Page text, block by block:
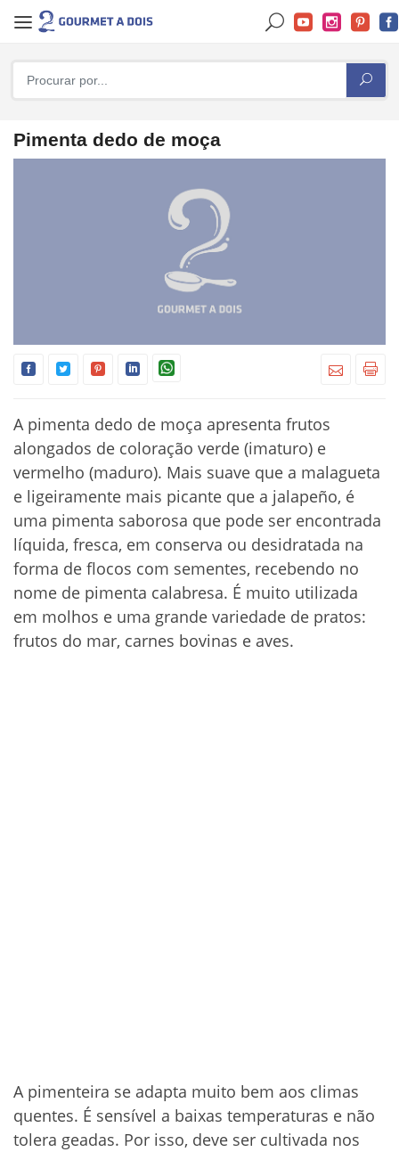
Pimenta dedo de moça
A pimenta dedo de moça apresenta frutos
alongados de coloração verde (imaturo) e
vermelho (maduro). Mais suave que a malagueta
e ligeiramente mais picante que a jalapeño, é
uma pimenta saborosa que pode ser encontrada
líquida, fresca, em conserva ou desidratada na
forma de flocos com sementes, recebendo no
nome de pimenta calabresa. É muito utilizada
em molhos e uma grande variedade de pratos:
frutos do mar, carnes bovinas e aves.
A pimenteira se adapta muito bem aos climas
quentes. É sensível a baixas temperaturas e não
tolera geadas. Por isso, deve ser cultivada nos